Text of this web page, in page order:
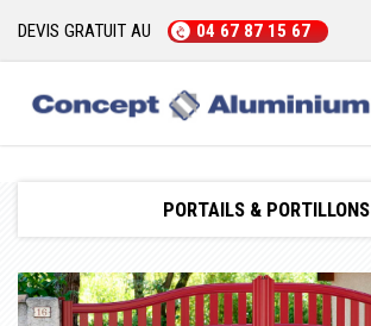
DEVIS GRATUIT AU 04 67 87 15 67
PORTAILS & PORTILLONS